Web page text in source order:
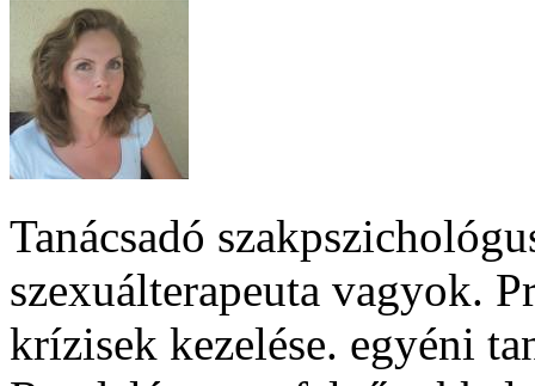
Tanácsadó
szexuálterapeuta vagyok.
krízisek kezelése. egyéni